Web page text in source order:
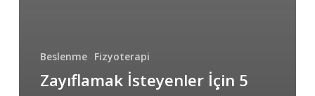
Beslenme Fizyoterapi
Zayıflamak İsteyenler İçin 5